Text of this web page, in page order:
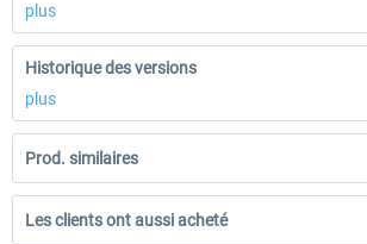
plus
Historique des versions
plus
Prod. similaires
Les clients ont aussi acheté